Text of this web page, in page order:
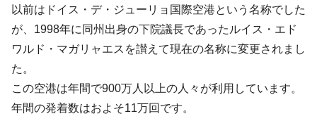
以前はドイス・デ・ジューリョ国際空港という名称でした
が、1998年に同州出身の下院議長であったルイス・エド
ワルド・マガリャエスを讃えて現在の名称に変更されまし
た。
この空港は年間で900万人以上の人々が利用しています。
年間の発着数はおよそ11万回です。